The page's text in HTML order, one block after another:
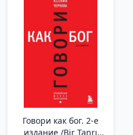
Говори как бог. 2-е
издание /Bir Tanrı